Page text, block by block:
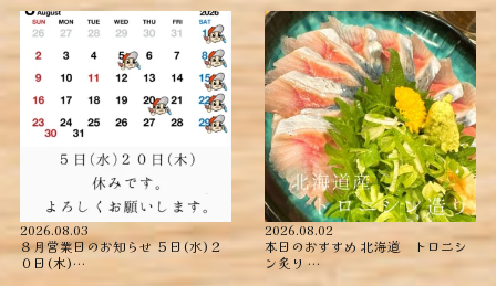
2026.08.03
８月営業日のお知らせ ５日(水)２
０日(木)…
2026.08.02
本日のおすすめ ︎北海道 トロニシ
ン炙り …